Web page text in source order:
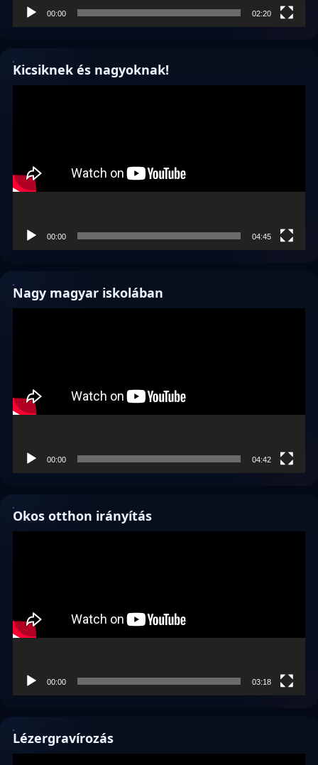
00:00 02:20
Kicsiknek és nagyoknak!
00:00 04:45
Nagy magyar iskolában
00:00 04:42
Okos otthon irányítás
00:00 03:18
Lézergravírozás